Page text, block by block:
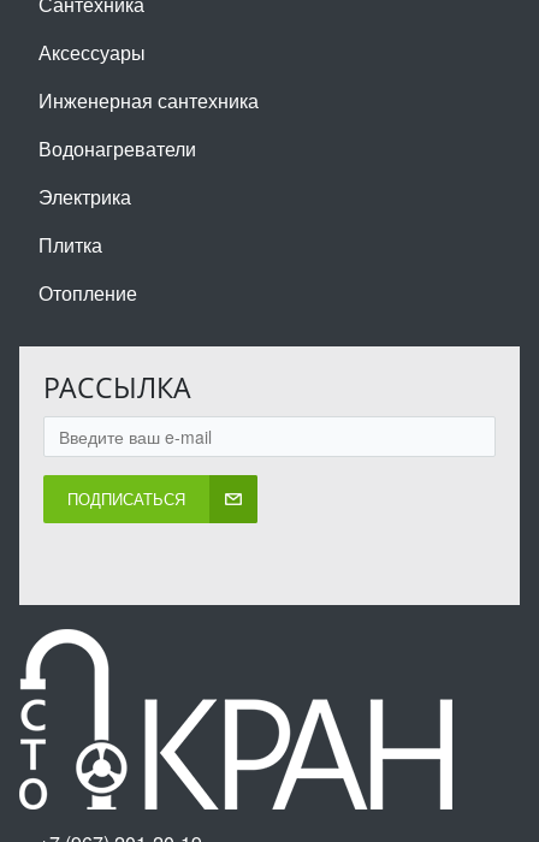
Аксессуары
Инженерная сантехника
Водонагреватели
Электрика
Плитка
Отопление
РАССЫЛКА
ПОДПИСАТЬСЯ